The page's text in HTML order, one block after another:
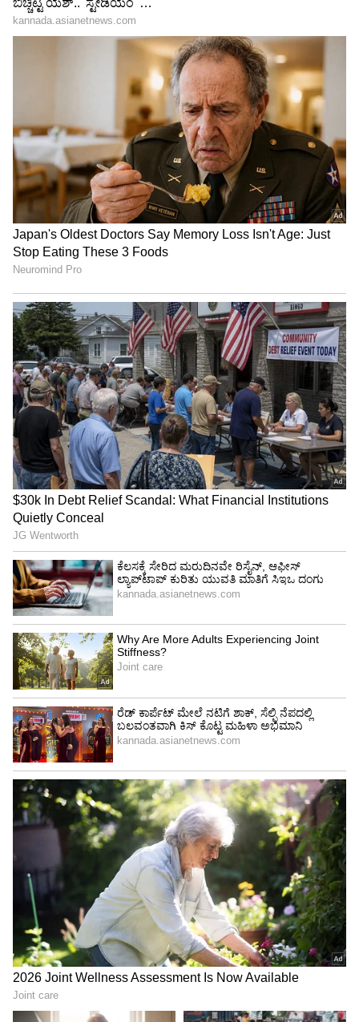
ವಿದೇಶಿ ಪಿಚ್‌ಗಳಲ್ಲಿ ಚೆಂಡು ಸ್ವಿಂಗ್ ಆದಾಗ ಭಾರತದ
ಬ್ಯಾಟರ್‌ಗಳು ತಡಬಡಾಯಿಸುವುದು ಸಾಮಾನ್ಯ. ಇಂತಹ
ಗಿಲ್ ಅವರಂತಹ ತಾಂತ್ರಿಕವಾಗಿ ಬಲಿಷ್ಠ ಆಟಗಾರರನ್ನು
ನಿಧಾನವಾಗಿ ಟಿ20 ಮಾದರಿಗೆ ಮರಳಿ ಕರೆತರಬೇಕು ಎಂದು
ಮಂಜ್ರೇಕರ್ ಹೇಳಿದ್ದಾರೆ. ಐರ್ಲೆಂಡ್ ಪ್ರವಾಸದ ಈ ಆಘಾತದ
ನಂತರ, ಜುಲೈ 1 ರಿಂದ ಇಂಗ್ಲೆಂಡ್ ವಿರುದ್ಧದ ಟಿ20 ಸರಣಿ
ಭಾರತದ ಮುಂದಿದೆ. ಇಂಗ್ಲೆಂಡ್‌ನಲ್ಲೂ ಸೋಲು
ಮುಂದುವರಿದರೆ ಗಂಭೀರ್ ಮೇಲಿನ ಒತ್ತಡ ದುಪ್ಪಟ್ಟಾಗಲಿದೆ.
ಇಂಗ್ಲೆಂಡ್ ಎದುರಿನ ಏಕದಿನ ಸರಣಿಗೆ ಭಾರತ ತಂಡ:
ಶುಭ್‌ಮನ್ ಗಿಲ್(ನಾಯಕ), ರೋಹಿತ್ ಶರ್ಮಾ, ವಿರಾಟ್
ಕೊಹ್ಲಿ, ಶ್ರೇಯಸ್ ಅಯ್ಯರ್(ಉಪನಾಯಕ), ಕೆ ಎಲ್
ರಾಹುಲ್(ವಿಕೆಟ್ ಕೀಪರ್), ಇಶಾನ್ ಕಿಶನ್(ವಿಕೆಟ್ ಕೀಪರ್),
ವಾಷಿಂಗ್ಟನ್ ಸುಂದರ್, ಅಕ್ಷರ್ ಪಟೇಲ್, ಸೂರ್ಯಾನ್ಶ್‌ ಶೆಡ್ಗೆ,
ಕುಲ್ದೀಪ್ ಯಾದವ್, ಜಸ್ಪ್ರೀತ್ ಬುಮ್ರಾ, ಪ್ರಸಿದ್ದ್ ಕೃಷ್ಣ,
ಅರ್ಶದೀಪ್ ಸಿಂಗ್, ಹರ್ಷಿತ್ ರಾಣಾ, ಗುರ್ನೂರ್ ಬ್ರಾರ್.
ಭಾರತ ತಂಡವು ಇಂಗ್ಲೆಂಡ್ ಪ್ರವಾಸದ ವೇಳಾಪಟ್ಟಿ
ಜುಲೈ-1: ಮೊದಲ ಟಿ20 ಮ್ಯಾಚ್: ರಾತ್ರಿ 10 ಗಂಟೆ: ಚೆಸ್ಟರ್‌
ಲೀ ಸ್ಟ್ರೀಟ್
ಜುಲೈ-4: ಎರಡನೇ ಟಿ20 ಮ್ಯಾಚ್: ಸಂಜೆ 7 ಗಂಟೆ:
ಮ್ಯಾಂಚೆಸ್ಟರ್
ಜುಲೈ-7: ಮೂರನೇ ಟಿ20 ಮ್ಯಾಚ್: ರಾತ್ರಿ 10 ಗಂಟೆ:
ನಾಟಿಂಗ್‌ಹ್ಯಾಮ್
ಜುಲೈ-9: ನಾಲ್ಕನೇ ಟಿ20 ಮ್ಯಾಚ್: ರಾತ್ರಿ 10 ಗಂಟೆ:
ಬ್ರಿಸ್ಟಾಲ್
ಲಂಕಾ ಟೆಸ್ಟ್‌ಗೂ ಮುನ್ನ 13
ಆಟಗಾರರು ಔಟ್! ಗಿಲ್‌, ಬುಮ್ರಾ,
ಸಾಯಿ ಯಾರಿಗೆ ಏನಾಗಿದೆ?
ವೈಭವ್ ಸೂರ್ಯವಂಶಿ ಬಗ್ಗೆ
ಬ್ರೇಟ್‌ ಲೀ ಸ್ಫೋಟಕ ಹೇಳಿಕೆ!
ಇನ್ಮೇಲೆ ಆ ವಿಷಯ ಟೀಕೆ
ಮಾಡಂಗಿಲ್ಲ
LATEST VIDEOS
"ರಾಜಕೀಯ ಬೇಡ, ಸಿನಿಮಾನೇ ಪ್ರಾಣ":
ಕನಕೋತ್ಸವದಲ್ಲಿ ರಿಷಬ್ ಶೆಟ್ಟಿ | Rishab
Shetty speech | Suvarna News
ಟ್ರಂಪ್ ಐತಿಹಾಸಿಕ ಒಪ್ಪಂದ | India US
Trade Deal | Party Rounds